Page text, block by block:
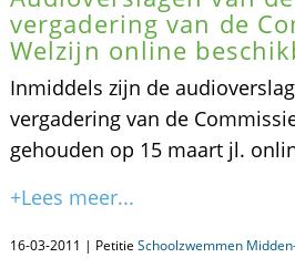
vergadering van de
Welzijn online
Inmiddels zijn de
vergadering van de
gehouden op 15 maart jl.
+Lees meer...
16-03-2011 | Petitie Schoolzwemmen